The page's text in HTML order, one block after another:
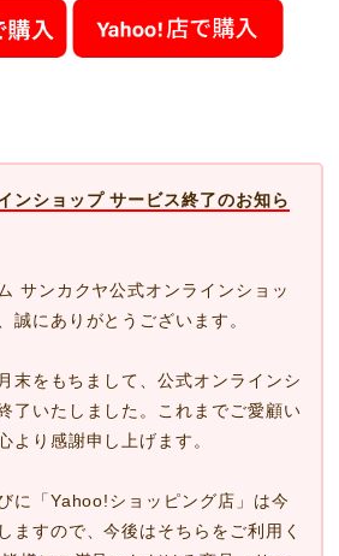
ンショップ サービス終了のお知ら
サンカクヤ公式オンラインショッ
誠にありがとうございます。
末をもちまして、公式オンラインシ
了いたしました。これまでご愛顧い
より感謝申し上げます。
に「Yahoo!ショッピング店」は今
ますので、今後はそちらをご利用く